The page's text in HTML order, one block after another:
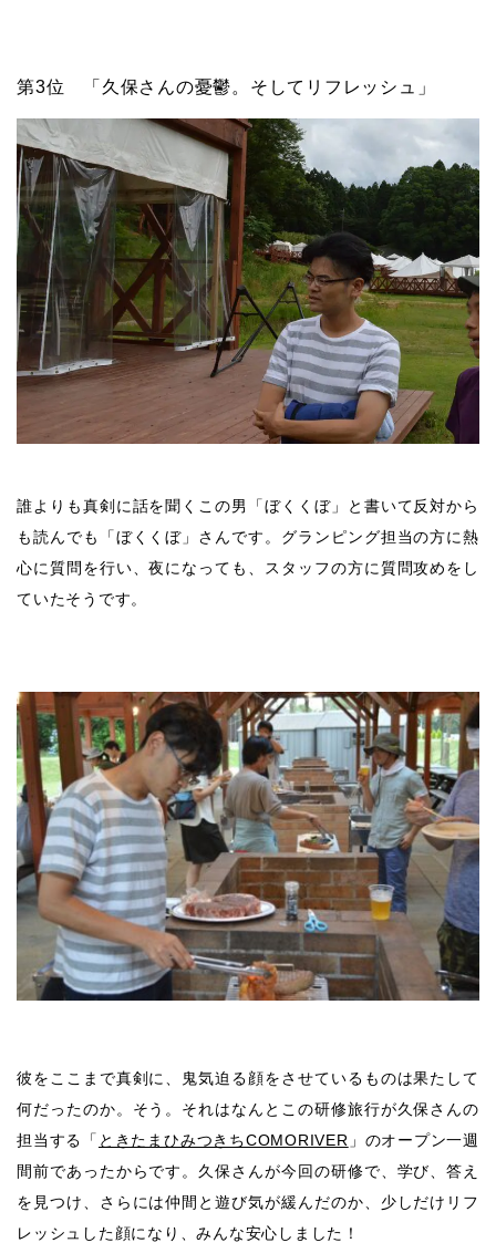
第3位 「久保さんの憂鬱。そしてリフレッシュ」
誰よりも真剣に話を聞くこの男「ぼくくぼ」と書いて反対から
も読んでも「ぼくくぼ」さんです。グランピング担当の方に熱
心に質問を行い、夜になっても、スタッフの方に質問攻めをし
ていたそうです。
彼をここまで真剣に、鬼気迫る顔をさせているものは果たして
何だったのか。そう。それはなんとこの研修旅行が久保さんの
担当する「 ときたまひみつきちCOMORIVER 」のオープン一週
間前であったからです。久保さんが今回の研修で、学び、答え
を見つけ、さらには仲間と遊び気が緩んだのか、少しだけリフ
レッシュした顔になり、みんな安心しました！